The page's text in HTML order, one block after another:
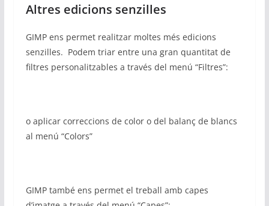
Altres edicions senzilles
GIMP ens permet realitzar moltes més edicions
senzilles. Podem triar entre una gran quantitat de
filtres personalitzables a través del menú “Filtres”:
o aplicar correccions de color o del balanç de blancs
al menú “Colors”
GIMP també ens permet el treball amb capes